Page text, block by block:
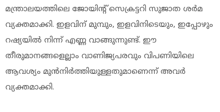
മന്ത്രാലയത്തിലെ ജോയിന്റ് സെക്രട്ടറി സുജാത ശര്‍മ
വ്യക്തമാക്കി. ഇളവിന് മുമ്പും, ഇളവിനിടെയും, ഇപ്പോഴും
റഷ്യയില്‍ നിന്ന് എണ്ണ വാങ്ങുന്നുണ്ട്. ഈ
തീരുമാനങ്ങളെല്ലാം വാണിജ്യപരവും വിപണിയിലെ
ആവശ്യം മുന്‍നിര്‍ത്തിയുള്ളതുമാണെന്ന് അവര്‍
വ്യക്തമാക്കി.